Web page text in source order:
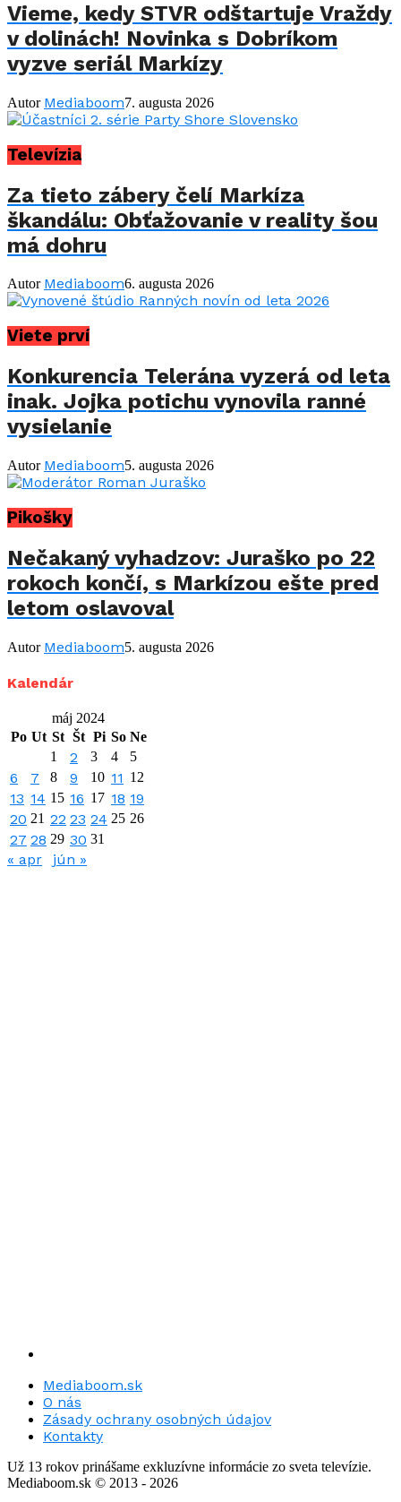
Vieme, kedy STVR odštartuje Vraždy
v dolinách! Novinka s Dobríkom
vyzve seriál Markízy
Autor Mediaboom7. augusta 2026
Televízia
Za tieto zábery čelí Markíza
škandálu: Obťažovanie v reality šou
má dohru
Autor Mediaboom6. augusta 2026
Viete prví
Konkurencia Telerána vyzerá od leta
inak. Jojka potichu vynovila ranné
vysielanie
Autor Mediaboom5. augusta 2026
Pikošky
Nečakaný vyhadzov: Juraško po 22
rokoch končí, s Markízou ešte pred
letom oslavoval
Autor Mediaboom5. augusta 2026
Kalendár
máj 2024
Po Ut St Št Pi So Ne
1
2 3 4 5
6 7 8 9 10 11 12
13 14 15 16 17 18 19
20 21 22 23 24 25 26
27 28 29 30 31
« apr jún »
Mediaboom.sk
O nás
Zásady ochrany osobných údajov
Kontakty
Už 13 rokov prinášame exkluzívne informácie zo sveta televízie.
Mediaboom.sk © 2013 - 2026